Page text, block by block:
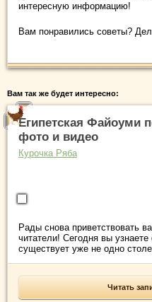
интересную информацию!
Вам понравились советы?
Вам так же будет интересно:
Египетская Файоуми
фото и видео
Курочка Ряба
Рады снова приветствовать
читатели! Сегодня вы
существует уже не одно
Читать